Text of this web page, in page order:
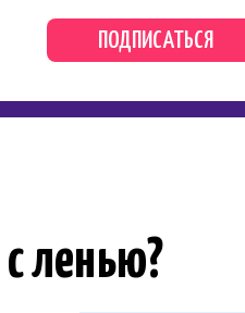
ПОДПИСАТЬСЯ
с ленью?